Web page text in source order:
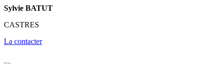
Sylvie BATUT
CASTRES
La contacter